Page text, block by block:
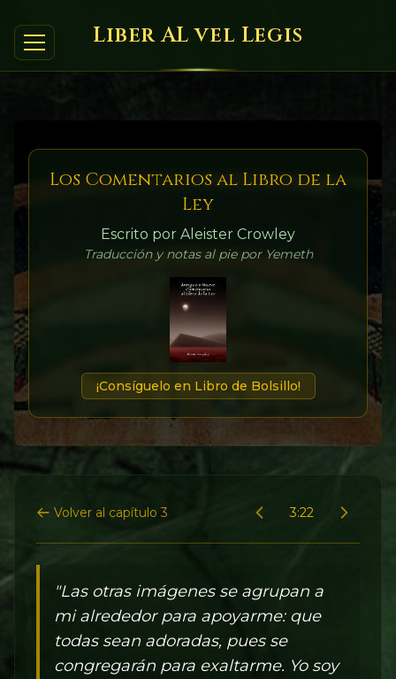
Liber AL vel Legis
Los Comentarios al Libro de la
Ley
Escrito por Aleister Crowley
Traducción y notas al pie por Yemeth
¡Consíguelo en Libro de Bolsillo!
Volver al capítulo 3 3:22
"Las otras imágenes se agrupan a
mi alrededor para apoyarme: que
todas sean adoradas, pues se
congregarán para exaltarme. Yo soy